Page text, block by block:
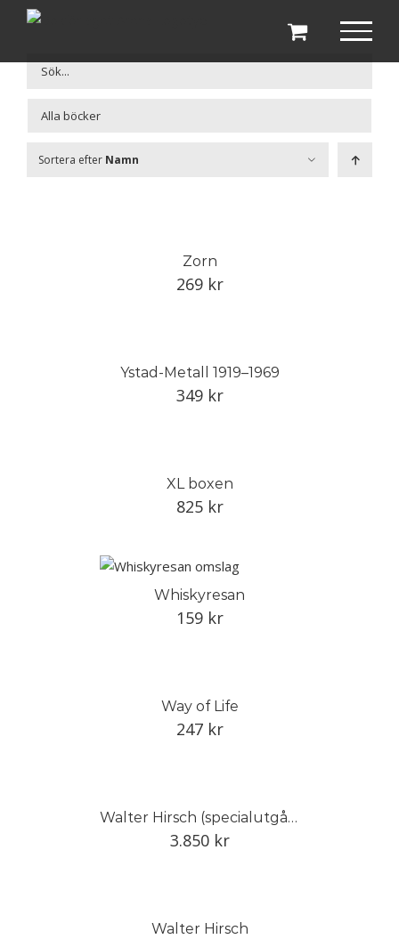
Fortsätt
Sortera efter Namn
Zorn
269 kr
Ystad-Metall 1919–1969
349 kr
XL boxen
825 kr
Whiskyresan
159 kr
Way of Life
247 kr
Walter Hirsch (specialutgåva: motiv 1)
3.850 kr
Walter Hirsch